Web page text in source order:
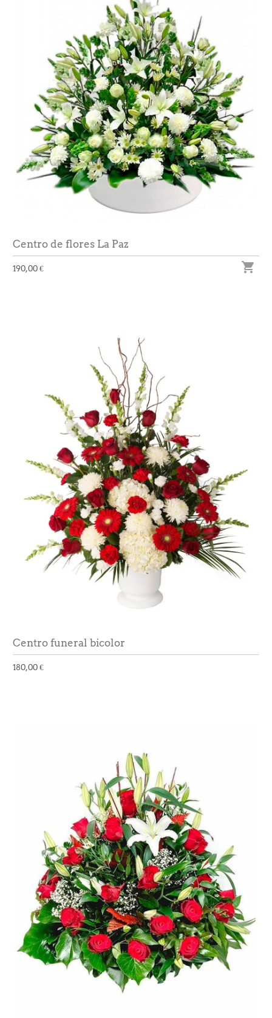
Centro de flores La Paz
190,00 € 
Centro funeral bicolor
180,00 €